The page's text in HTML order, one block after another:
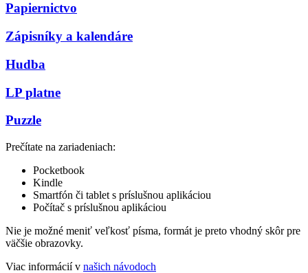
Papiernictvo
Zápisníky a kalendáre
Hudba
LP platne
Puzzle
Prečítate na zariadeniach:
Pocketbook
Kindle
Smartfón či tablet s príslušnou aplikáciou
Počítač s príslušnou aplikáciou
Nie je možné meniť veľkosť písma, formát je preto vhodný skôr pre
väčšie obrazovky.
Viac informácií v našich návodoch